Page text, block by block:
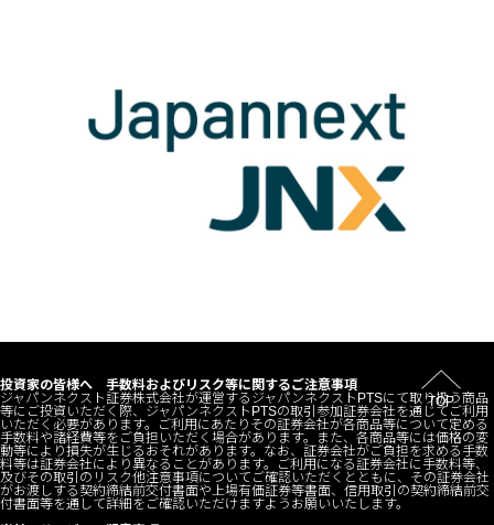
TOP
投資家の皆様へ 手数料およびリスク等に関するご注意事項
ジャパンネクスト証券株式会社が運営するジャパンネクストPTSにて取り扱う商品
等にご投資いただく際、ジャパンネクストPTSの取引参加証券会社を通じてご利用
いただく必要があります。ご利用にあたりその証券会社が各商品等について定める
手数料や諸経費等をご負担いただく場合があります。また、各商品等には価格の変
動等により損失が生じるおそれがあります。なお、証券会社がご負担を求める手数
料等は証券会社により異なることがあります。ご利用になる証券会社に手数料等、
及びその取引のリスク他注意事項についてご確認いただくとともに、その証券会社
がお渡しする契約締結前交付書面や上場有価証券等書面、信用取引の契約締結前交
付書面等を通して詳細をご確認いただけますようお願いいたします。